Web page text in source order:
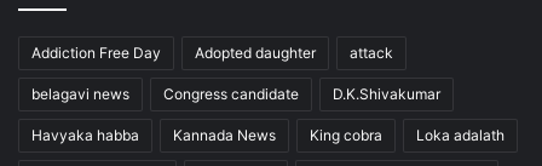
Addiction Free Day Adopted daughter attack
belagavi news Congress candidate D.K.Shivakumar
Havyaka habba Kannada News King cobra Loka adalath